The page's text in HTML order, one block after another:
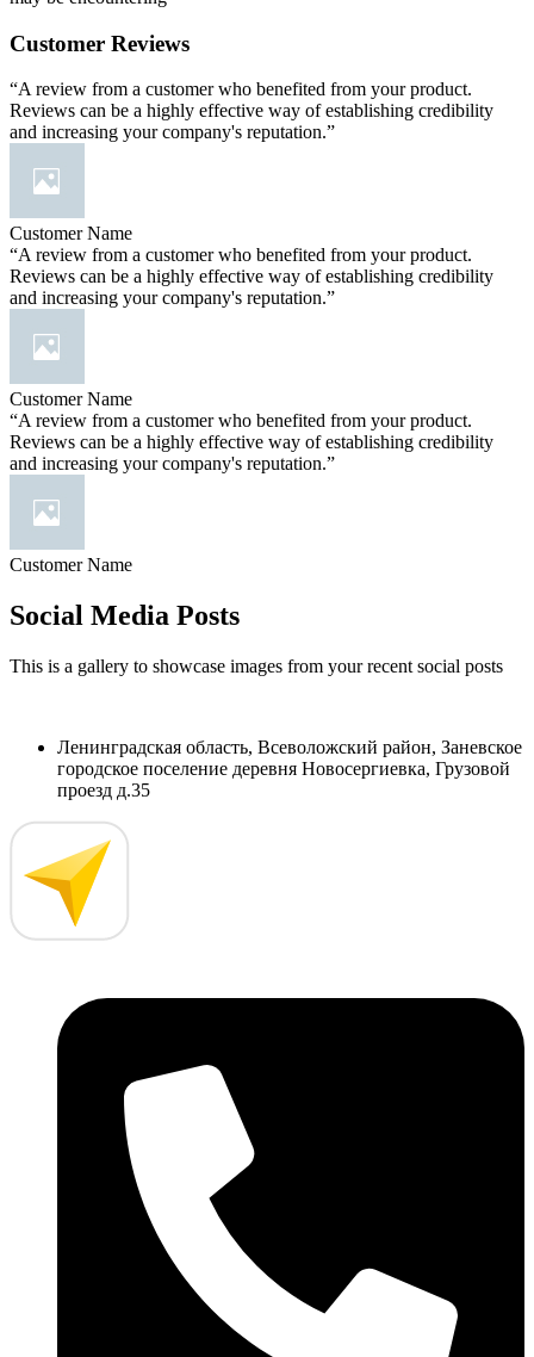
Customer Reviews
“A review from a customer who benefited from your product.
Reviews can be a highly effective way of establishing credibility
and increasing your company's reputation.”
Customer Name
“A review from a customer who benefited from your product.
Reviews can be a highly effective way of establishing credibility
and increasing your company's reputation.”
Customer Name
“A review from a customer who benefited from your product.
Reviews can be a highly effective way of establishing credibility
and increasing your company's reputation.”
Customer Name
Social Media Posts
This is a gallery to showcase images from your recent social posts
Ленинградская область, Всеволожский район, Заневское
городское поселение деревня Новосергиевка, Грузовой
проезд д.35